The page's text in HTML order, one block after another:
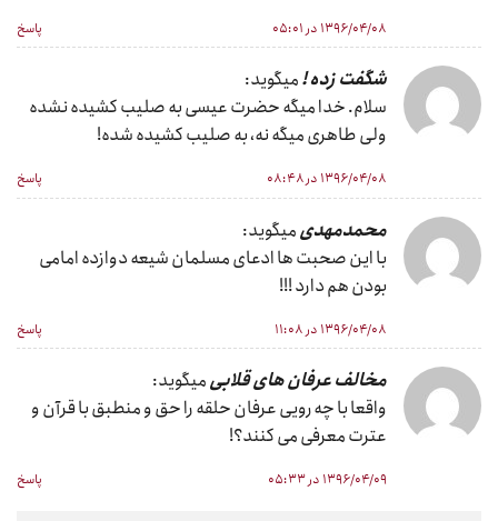
۱۳۹۶/۰۴/۰۸ در ۰۵:۰۱ پاسخ
شگفت زده !میگوید:
سلام. خدا میگه حضرت عیسی به صلیب کشیده نشده
ولی طاهری میگه نه، به صلیب کشیده شده!
۱۳۹۶/۰۴/۰۸ در ۰۸:۴۸ پاسخ
محمدمهدیمیگوید:
با این صحبت ها ادعای مسلمان شیعه دوازده امامی
بودن هم دارد !!!
۱۳۹۶/۰۴/۰۸ در ۱۱:۰۸ پاسخ
مخالف عرفان های قلابیمیگوید:
واقعا با چه رویی عرفان حلقه را حق و منطبق با قرآن و
عترت معرفی می کنند؟!
۱۳۹۶/۰۴/۰۹ در ۰۵:۳۳ پاسخ